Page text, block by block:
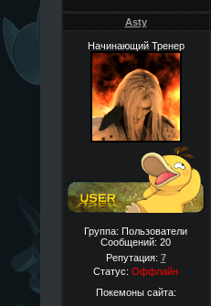
Asty
Начинающий Тренер
Группа: Пользователи
Сообщений: 20
Репутация: 7
Статус: Оффлайн
Покемоны сайта: